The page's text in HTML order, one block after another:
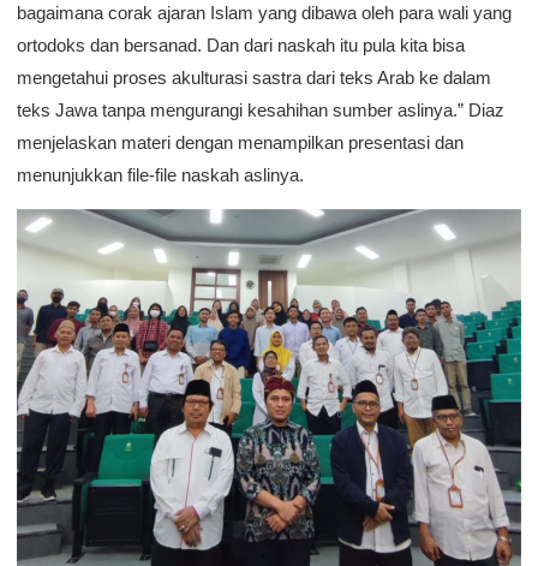
bagaimana corak ajaran Islam yang dibawa oleh para wali yang
ortodoks dan bersanad. Dan dari naskah itu pula kita bisa
mengetahui proses akulturasi sastra dari teks Arab ke dalam
teks Jawa tanpa mengurangi kesahihan sumber aslinya.” Diaz
menjelaskan materi dengan menampilkan presentasi dan
menunjukkan file-file naskah aslinya.